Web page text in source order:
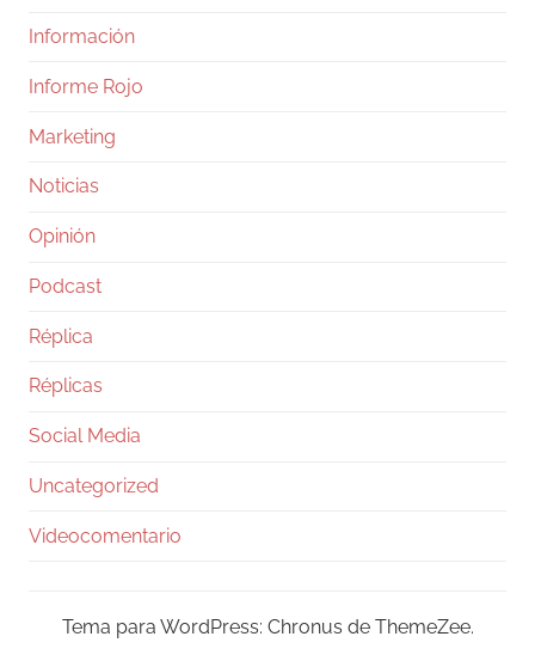
Información
Informe Rojo
Marketing
Noticias
Opinión
Podcast
Réplica
Réplicas
Social Media
Uncategorized
Videocomentario
Tema para WordPress: Chronus de ThemeZee.